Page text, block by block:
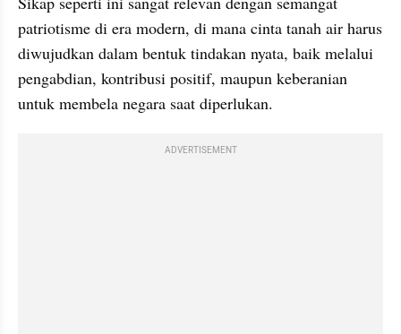
patriotisme di era modern, di mana cinta tanah air harus
diwujudkan dalam bentuk tindakan nyata, baik melalui
pengabdian, kontribusi positif, maupun keberanian
untuk membela negara saat diperlukan.
ADVERTISEMENT